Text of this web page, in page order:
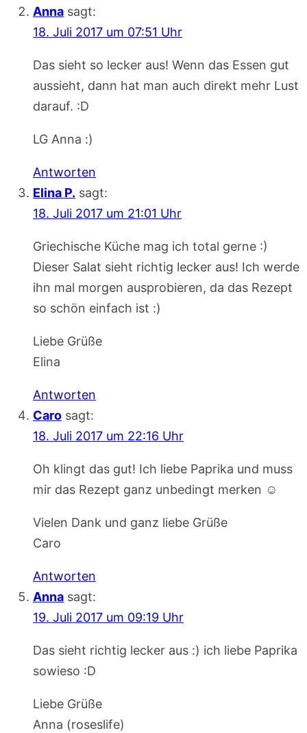
Anna sagt:
18. Juli 2017 um 07:51 Uhr
Das sieht so lecker aus! Wenn das Essen gut
aussieht, dann hat man auch direkt mehr Lust
darauf. :D
LG Anna :)
Antworten
Elina P. sagt:
18. Juli 2017 um 21:01 Uhr
Griechische Küche mag ich total gerne :)
Dieser Salat sieht richtig lecker aus! Ich werde
ihn mal morgen ausprobieren, da das Rezept
so schön einfach ist :)
Liebe Grüße
Elina
Antworten
Caro sagt:
18. Juli 2017 um 22:16 Uhr
Oh klingt das gut! Ich liebe Paprika und muss
mir das Rezept ganz unbedingt merken ☺️
Vielen Dank und ganz liebe Grüße
Caro
Antworten
Anna sagt:
19. Juli 2017 um 09:19 Uhr
Das sieht richtig lecker aus :) ich liebe Paprika
sowieso :D
Liebe Grüße
Anna (roseslife)